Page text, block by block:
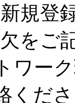
規登
をご
ーク
くだ